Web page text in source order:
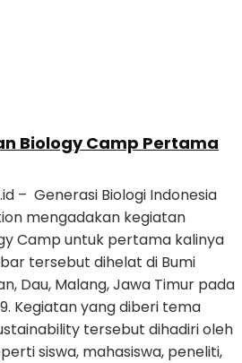
Biology Camp Pertama
– Generasi Biologi Indonesia
mengadakan kegiatan
Camp untuk pertama kalinya
tersebut dihelat di Bumi
Dau, Malang, Jawa Timur pada
Kegiatan yang diberi tema
tersebut dihadiri oleh
siswa, mahasiswa, peneliti,